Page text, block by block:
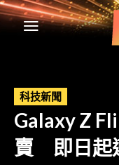
科技新聞
Galaxy Z
賣 即日起